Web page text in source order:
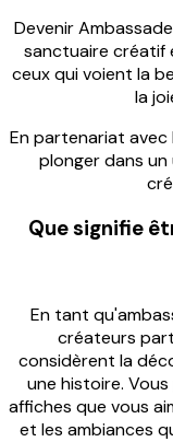
Devenir
sanctuaire créatif
ceux qui voient la
la
En partenariat avec
plonger dans un
Que signifie
En tant
créateurs
considèrent la
une histoire.
affiches que vous
et les ambiances